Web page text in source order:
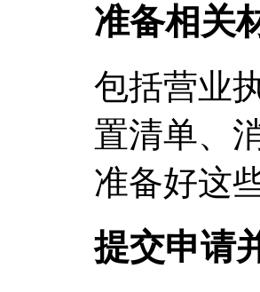
准备相关
包括营业
置清单、
准备好这
提交申请